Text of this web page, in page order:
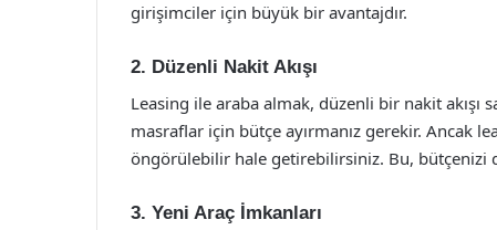
girişimciler için büyük bir avantajdır.
2. Düzenli Nakit Akışı
Leasing ile araba almak, düzenli bir nakit akışı
masraflar için bütçe ayırmanız gerekir. Ancak
öngörülebilir hale getirebilirsiniz. Bu, bütçenizi
3. Yeni Araç İmkanları